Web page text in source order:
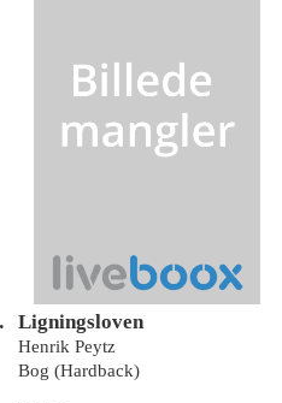
Ligningsloven
Henrik Peytz
Bog (Hardback)